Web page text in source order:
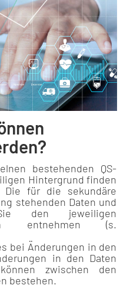
bestehenden QS-
Hintergrund finden
Die für die sekundäre
stehenden Daten und
den jeweiligen
entnehmen (s.
bei Änderungen in den
in den Daten
zwischen den
bestehen.